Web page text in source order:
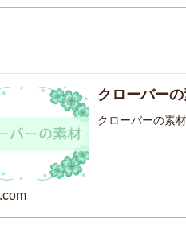
クローバー
クローバーの素